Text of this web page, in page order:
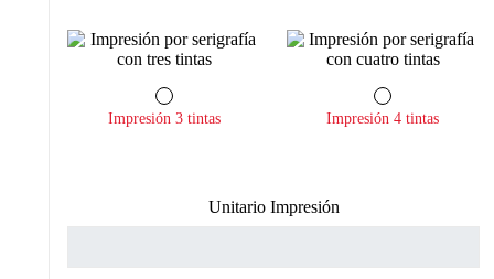
Impresión 3 tintas Impresión 4 tintas
Unitario Impresión